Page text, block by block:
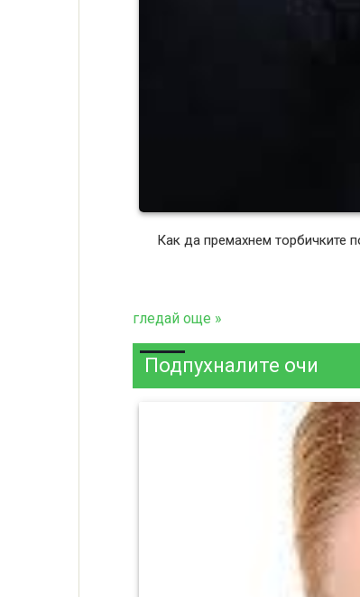
Как да премахнем торбичките
гледай още »
Подпухналите очи